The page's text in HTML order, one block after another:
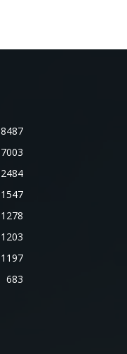
8487
7003
2484
1547
1278
1203
1197
683